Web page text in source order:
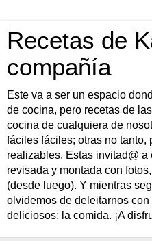
Recetas de
compañía
Este va a ser un espacio
de cocina, pero recetas de
cocina de cualquiera de
fáciles fáciles; otras no tanto,
realizables. Estas invitad@ a
revisada y montada con
(desde luego). Y mientras
olvidemos de deleitarnos
deliciosos: la comida. ¡A